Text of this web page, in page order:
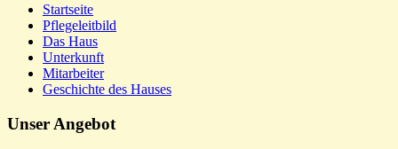
Startseite
Pflegeleitbild
Das Haus
Unterkunft
Mitarbeiter
Geschichte des Hauses
Unser Angebot